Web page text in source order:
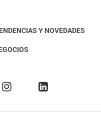
Y NOVEDADES